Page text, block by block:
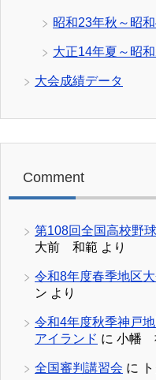
昭和23年秋～昭
大正14年夏～昭
大会成績データ
Comment
第108回全国高校野
大前 和範 より
令和8年度春季地区
ン より
令和4年度秋季神戸
アイランド に 小幡
全国審判講習会 に